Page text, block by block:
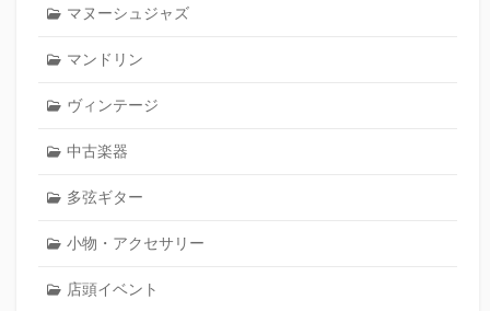
マヌーシュジャズ
マンドリン
ヴィンテージ
中古楽器
多弦ギター
小物・アクセサリー
店頭イベント